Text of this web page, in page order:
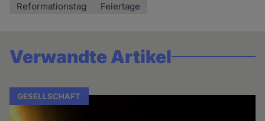
Reformationstag Feiertage
Verwandte Artikel
GESELLSCHAFT